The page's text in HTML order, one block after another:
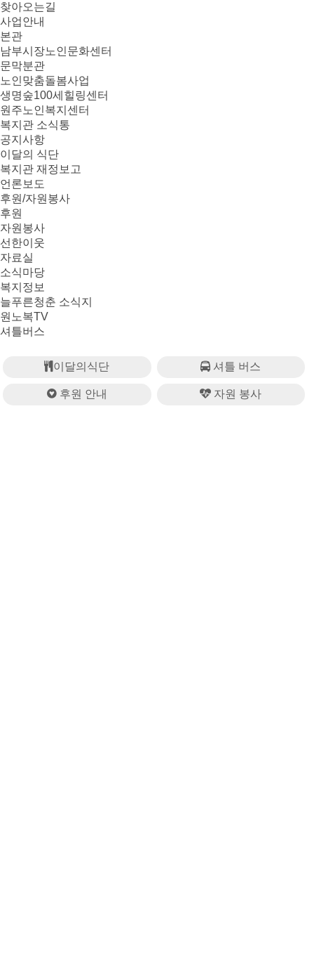
찾아오는길
사업안내
본관
남부시장노인문화센터
문막분관
노인맞춤돌봄사업
생명숲100세힐링센터
원주노인복지센터
복지관 소식통
공지사항
이달의 식단
복지관 재정보고
언론보도
후원/자원봉사
후원
자원봉사
선한이웃
자료실
소식마당
복지정보
늘푸른청춘 소식지
원노복TV
셔틀버스
이달의식단 셔틀 버스
후원 안내 자원 봉사